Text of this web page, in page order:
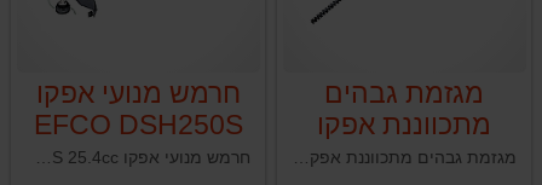
מגזמת גבהים
מתכווננת אפקו
EFCO DS2500HT
חרמש מנועי אפקו
EFCO DSH250S
25.4cc